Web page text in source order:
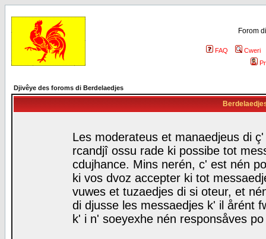
Forom
FAQ
Cweri
Djivêye des foroms di Berdelaedjes
Les moderateus et manaedjeus di
rcandjî ossu rade ki possibe tot
cdujhance. Mins nerén, c' est nén
ki vos dvoz accepter ki tot
vuwes et tuzaedjes di si oteur, et
di djusse les messaedjes k' il årént
k' i n' soeyexhe nén responsåves